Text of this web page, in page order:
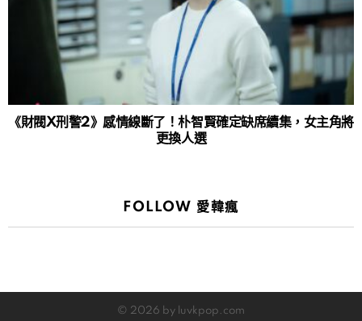
《財閥X刑警2》感情線斷了！朴智賢確定缺席續集，女主角將
更換人選
FOLLOW 愛韓瘋
© 2026 by luvkpop.com